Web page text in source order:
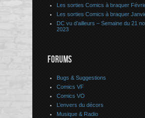
Les sorties Comics à braquer
Les sorties Comics à braquer
DC vu d’ailleurs – Semaine du 21
2023
FORUMS
Bugs & Suggestions
Comics VF
Comics VO
L’envers du décors
Musique & Radio